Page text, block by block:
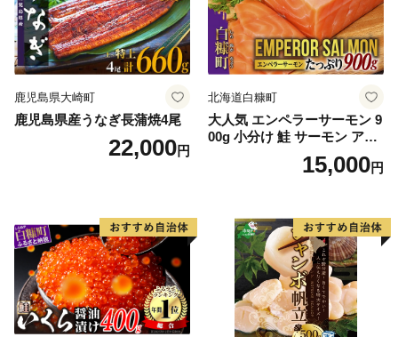
鹿児島県大崎町
鹿児島県産うなぎ長蒲焼4尾
22,000円
北海道白糠町
大人気 エンペラーサーモン 9
00g 小分け 鮭 サーモン アト
ランティックサーモン 水産
庁長官賞 受賞 さけ シャケ し
満足 美味しい 贈答 生食用 刺
身 お刺身 刺し身 魚介類 海鮮
冷凍 厚切り 薄切り ふるさと
納税 ふるさとチョイス チョ
イス 北海道 白糠町
15,000円